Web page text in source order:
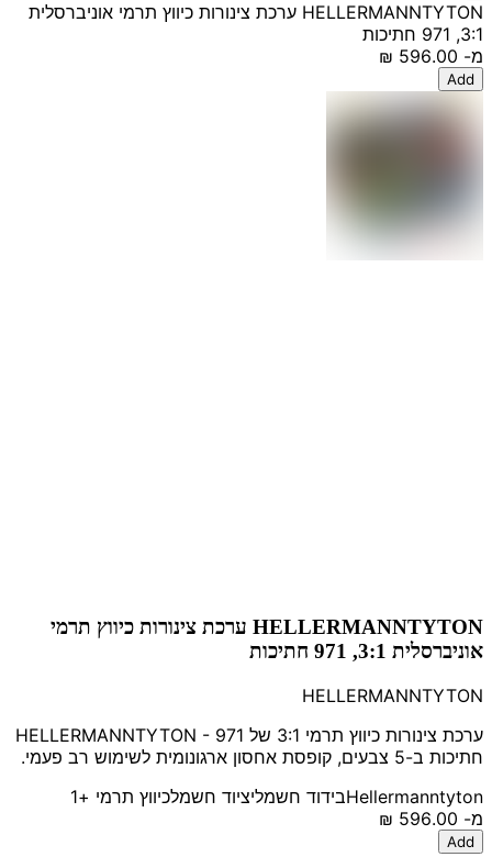
HELLERMANNTYTON ערכת צינורות כיווץ תרמי אוניברסלית
3:1, 971 חתיכות
מ-
Add
HELLERMANNTYTON ערכת צינורות כיווץ תרמי
אוניברסלית 3:1, 971 חתיכות
HELLERMANNTYTON
ערכת צינורות כיווץ תרמי 3:1 של HELLERMANNTYTON - 971
חתיכות ב-5 צבעים, קופסת אחסון ארגונומית לשימוש רב פעמי.
Hellermanntytonבידוד חשמליציוד חשמלכיווץ תרמי +1
מ-
Add